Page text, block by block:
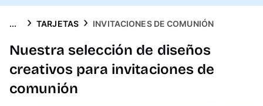
... TARJETAS INVITACIONES DE COMUNIÓN
Nuestra selección de diseños
creativos para invitaciones de
comunión